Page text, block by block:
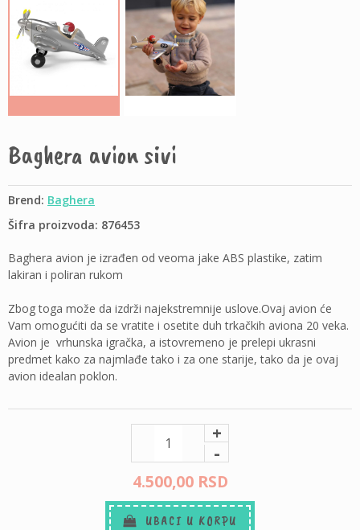
Baghera avion sivi
Brend: Baghera
Šifra proizvoda: 876453
Baghera avion je izrađen od veoma jake ABS plastike, zatim
lakiran i poliran rukom
Zbog toga može da izdrži najekstremnije uslove.Ovaj avion će
Vam omogućiti da se vratite i osetite duh trkačkih aviona 20 veka.
Avion je vrhunska igračka, a istovremeno je prelepi ukrasni
predmet kako za najmlađe tako i za one starije, tako da je ovaj
avion idealan poklon.
+
-
4.500,00 RSD
UBACI U KORPU